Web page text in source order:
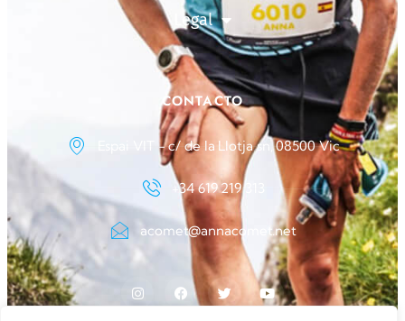
Legal
CONTACTO
Espai VIT - c/ de la Llotja sn, 08500 Vic
+34 619 219 313
acomet@annacomet.net